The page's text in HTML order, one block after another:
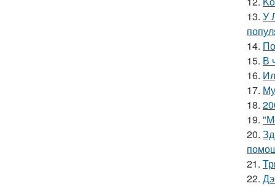
13. У
14.
15. В
16.
17.
18.
19.
20.
21.
22.